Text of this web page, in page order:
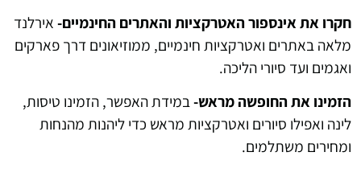
חקרו את אינספור האטרקציות והאתרים החינמיים-אירלנד
מלאה באתרים ואטרקציות חינמיים, ממוזיאונים דרך פארקים
ואגמים ועד סיורי הליכה.
הזמינו את החופשה מראש-במידת האפשר, הזמינו טיסות,
לינה ואפילו סיורים ואטרקציות מראש כדי ליהנות מהנחות
ומחירים משתלמים.